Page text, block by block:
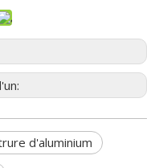
d'aluminium